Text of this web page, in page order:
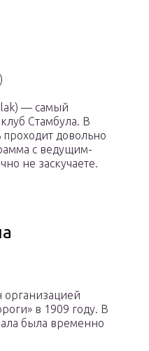
— самый
Стамбула. В
проходит довольно
с ведущим-
не заскучаете.
организацией
в 1909 году. В
была временно